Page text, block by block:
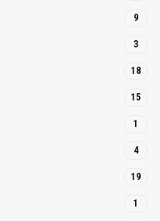
9
3
18
15
1
4
19
1